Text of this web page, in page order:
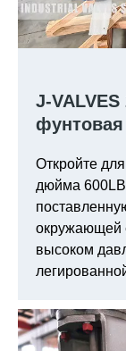
J-
фунтовая
Откройте
дюйма
окружающей
высоком